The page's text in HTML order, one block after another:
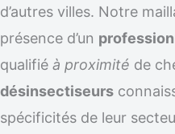
d’autres villes. Notre
présence d’un
qualifié à proximité de
désinsectiseurs
spécificités de leur